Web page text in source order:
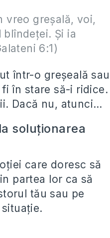
vreo greşală, voi,
Şi ia
6:1)
într-o greșeală sau
în stare să-i ridice.
Dacă nu, atunci…
soluționarea
care doresc să
partea lor ca să
tău sau pe